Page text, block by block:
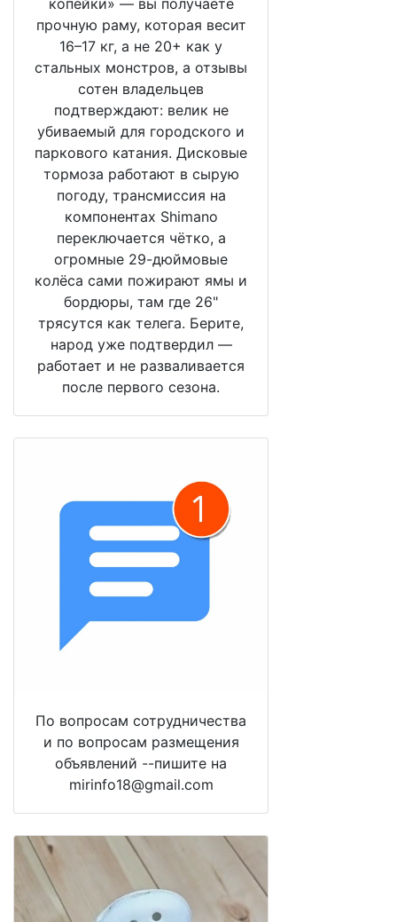
копейки» — вы получаете
прочную раму, которая весит
16–17 кг, а не 20+ как у
стальных монстров, а отзывы
сотен владельцев
подтверждают: велик не
убиваемый для городского и
паркового катания. Дисковые
тормоза работают в сырую
погоду, трансмиссия на
компонентах Shimano
переключается чётко, а
огромные 29-дюймовые
колёса сами пожирают ямы и
бордюры, там где 26"
трясутся как телега. Берите,
народ уже подтвердил —
работает и не разваливается
после первого сезона.
По вопросам сотрудничества
и по вопросам размещения
объявлений --пишите на
mirinfo18@gmail.com